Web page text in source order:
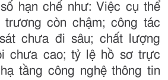
hạn chế như: Việc cụ thể
trương còn chậm; công tác
chưa đi sâu; chất lượng
chưa cao; tỷ lệ hồ sơ trực
tầng công nghệ thông tin